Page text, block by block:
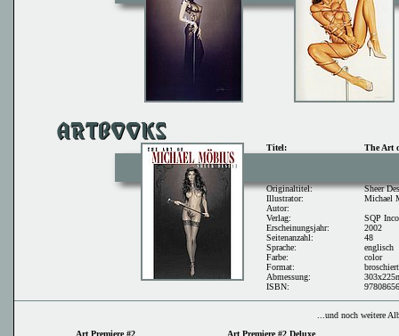
Titel: The Art
Originaltitel:
Illustrator:
Autor:
Verlag:
Erscheinungsjahr:
Seitenanzahl:
Sprache:
Farbe:
Format:
Abmessung:
ISBN:
Sheer
Michael
SQP
2002
48
englisch
color
broschiert
...und noch weitere
Art Premiere #2
Art Premiere #2 Deluxe